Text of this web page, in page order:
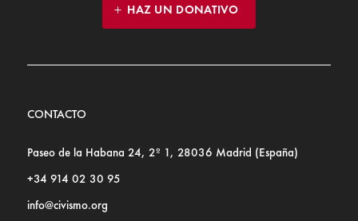
HAZ UN DONATIVO
CONTACTO
Paseo de la Habana 24, 2º 1, 28036 Madrid (España)
+34 914 02 30 95
info@civismo.org